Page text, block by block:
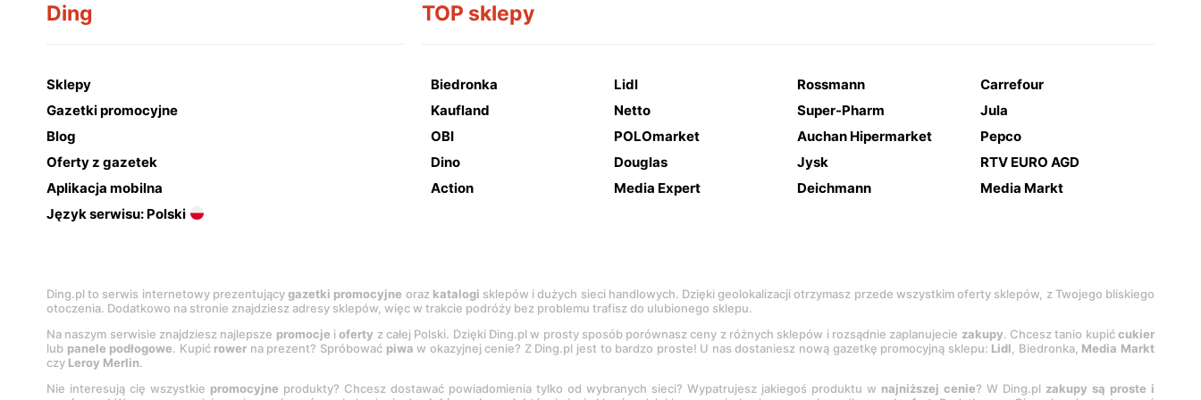
Ding
Sklepy
Gazetki promocyjne
Blog
Oferty z gazetek
Aplikacja mobilna
Język serwisu: Polski
TOP sklepy
Biedronka Lidl Rossmann
Carrefour
Kaufland
Netto Super-Pharm
Jula
OBI
POLOmarket Auchan Hipermarket
Pepco
Dino
Douglas Jysk
RTV EURO AGD
Action
Media Expert Deichmann Media Markt
Ding.pl to serwis internetowy prezentującygazetki promocyjne oraz katalogi sklepów i dużych sieci handlowych. Dzięki geolokalizacji otrzymasz przede wszystkim oferty sklepów, z Twojego bliskiego
otoczenia. Dodatkowo na stronie znajdziesz adresy sklepów, więc w trakcie podróży bez problemu trafisz do ulubionego sklepu.
Na naszym serwisie znajdziesz najlepsze promocje ioferty z całej Polski. Dzięki Ding.pl w prosty sposób porównasz ceny z różnych sklepów i rozsądnie zaplanujecie zakupy. Chcesz tanio kupićcukier
lub panele podłogowe. Kupić rower na prezent? Spróbować piwa w okazyjnej cenie? Z Ding.pl jest to bardzo proste! U nas dostaniesz nową gazetkę promocyjną sklepu: Lidl, Biedronka, Media Markt
czy Leroy Merlin.
Nie interesują cię wszystkie promocyjne produkty? Chcesz dostawać powiadomienia tylko od wybranych sieci? Wypatrujesz jakiegoś produktu w najniższej cenie? W Ding.pl zakupy są proste i